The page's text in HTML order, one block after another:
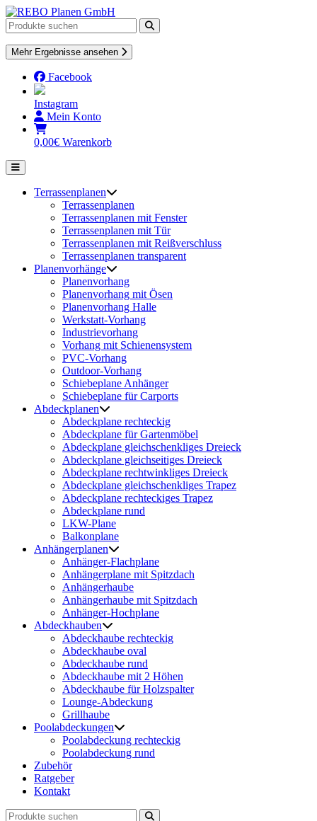
Skip
to
content
Mehr Ergebnisse ansehen
Facebook
Instagram
Mein Konto
0,00€ Warenkorb
Terrassenplanen
Terrassenplanen
Terrassenplanen mit Fenster
Terrassenplanen mit Tür
Terrassenplanen mit Reißverschluss
Terrassenplanen transparent
Planenvorhänge
Planenvorhang
Planenvorhang mit Ösen
Planenvorhang Halle
Werkstatt-Vorhang
Industrievorhang
Vorhang mit Schienensystem
PVC-Vorhang
Outdoor-Vorhang
Schiebeplane Anhänger
Schiebeplane für Carports
Abdeckplanen
Abdeckplane rechteckig
Abdeckplane für Gartenmöbel
Abdeckplane gleichschenkliges Dreieck
Abdeckplane gleichseitiges Dreieck
Abdeckplane rechtwinkliges Dreieck
Abdeckplane gleichschenkliges Trapez
Abdeckplane rechteckiges Trapez
Abdeckplane rund
LKW-Plane
Balkonplane
Anhängerplanen
Anhänger-Flachplane
Anhängerplane mit Spitzdach
Anhängerhaube
Anhängerhaube mit Spitzdach
Anhänger-Hochplane
Abdeckhauben
Abdeckhaube rechteckig
Abdeckhaube oval
Abdeckhaube rund
Abdeckhaube mit 2 Höhen
Abdeckhaube für Holzspalter
Lounge-Abdeckung
Grillhaube
Poolabdeckungen
Poolabdeckung rechteckig
Poolabdeckung rund
Zubehör
Ratgeber
Kontakt